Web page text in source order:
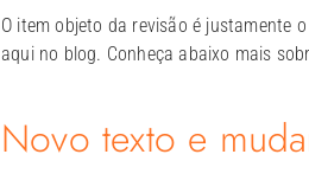
O item objeto da revisão é justamente
aqui no blog. Conheça abaixo mais
Novo texto e